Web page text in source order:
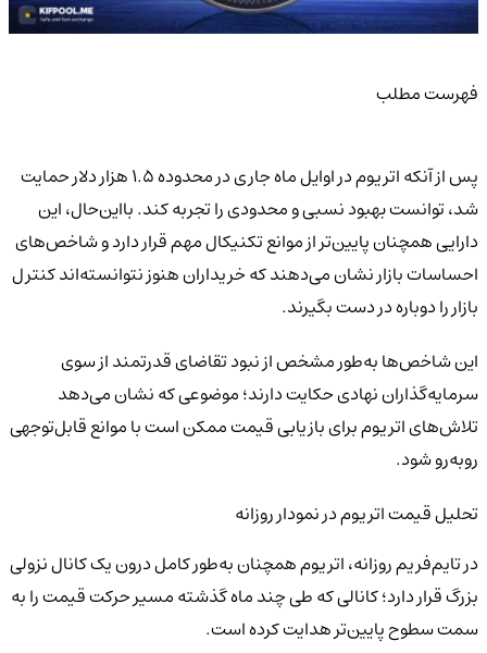
فهرست مطلب
پس از آنکه اتریوم در اوایل ماه جاری در محدوده ۱.۵ هزار دلار حمایت
شد، توانست بهبود نسبی و محدودی را تجربه کند. بااین‌حال، این
دارایی همچنان پایین‌تر از موانع تکنیکال مهم قرار دارد و شاخص‌های
احساسات بازار نشان می‌دهند که خریداران هنوز نتوانسته‌اند کنترل
بازار را دوباره در دست بگیرند.
این شاخص‌ها به‌طور مشخص از نبود تقاضای قدرتمند از سوی
سرمایه‌گذاران نهادی حکایت دارند؛ موضوعی که نشان می‌دهد
تلاش‌های اتریوم برای بازیابی قیمت ممکن است با موانع قابل‌توجهی
روبه‌رو شود.
تحلیل قیمت اتریوم در نمودار روزانه
در تایم‌فریم روزانه، اتریوم همچنان به‌طور کامل درون یک کانال نزولی
بزرگ قرار دارد؛ کانالی که طی چند ماه گذشته مسیر حرکت قیمت را به
سمت سطوح پایین‌تر هدایت کرده است.